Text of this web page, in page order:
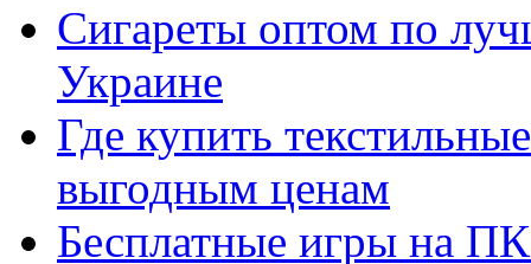
Сигареты оптом по
Украине
Где купить
выгодным ценам
Бесплатные игры на